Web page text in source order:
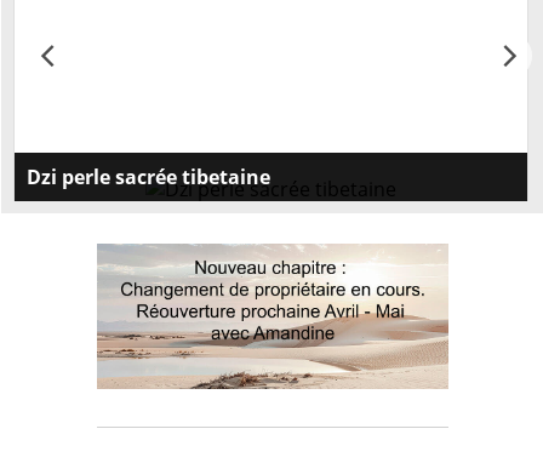
Dzi perle sacrée tibetaine
bouddhiste vous propose une large collection de DZI
ou perles tibétaines . Les Dzi que lon peut traduire
par brillamment poli, lumineux sont des perles en
agate de forme allongée ayant à leurs surfaces une
décoration de formes géométriques diverses et
variées, mais ayant chacune une signification bien
précise. Leurs origines sont assez diverses, car pour
dautres ils sont un présent du royaume des dieux. Il